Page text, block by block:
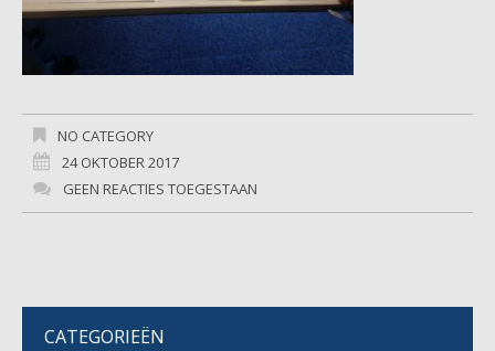
NO CATEGORY
24 OKTOBER 2017
GEEN REACTIES TOEGESTAAN
CATEGORIEËN